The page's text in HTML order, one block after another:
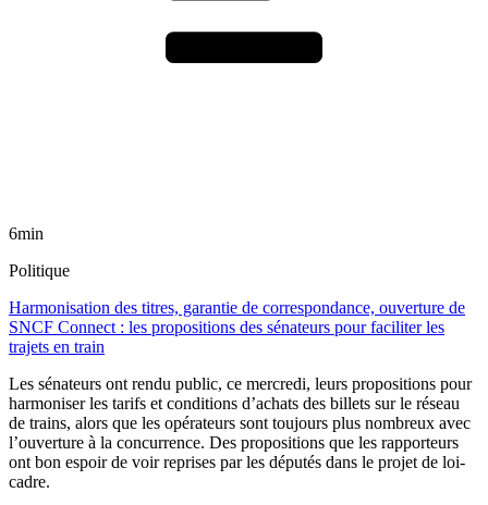
6min
Politique
Harmonisation des titres, garantie de correspondance, ouverture de
SNCF Connect : les propositions des sénateurs pour faciliter les
trajets en train
Les sénateurs ont rendu public, ce mercredi, leurs propositions pour
harmoniser les tarifs et conditions d’achats des billets sur le réseau
de trains, alors que les opérateurs sont toujours plus nombreux avec
l’ouverture à la concurrence. Des propositions que les rapporteurs
ont bon espoir de voir reprises par les députés dans le projet de loi-
cadre.